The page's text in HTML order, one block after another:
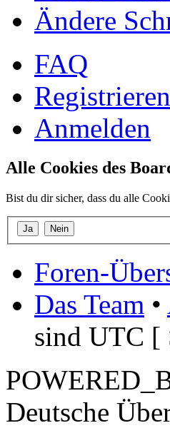
Ändere
FAQ
Registrieren
Anmelden
Alle Cookies des
Bist du dir sicher, dass du alle
Foren-
Das Team •
sind UTC [
Deutsche